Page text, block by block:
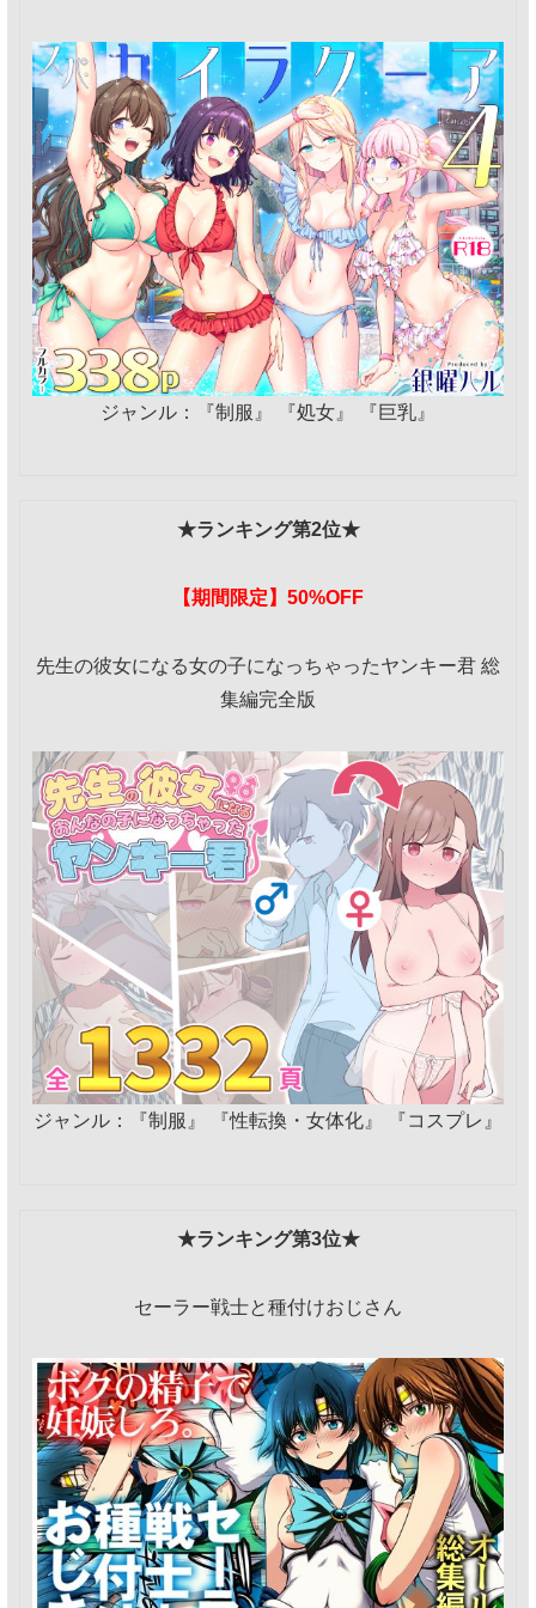
ジャンル：『制服』 『処女』 『巨乳』
★ランキング第2位★
【期間限定】50%OFF
先生の彼女になる女の子になっちゃったヤンキー君 総
集編完全版
ジャンル：『制服』 『性転換・女体化』 『コスプレ』
★ランキング第3位★
セーラー戦士と種付けおじさん